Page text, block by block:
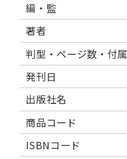
編・監
著者
判型・ページ数・付属
発刊日
出版社名
商品コード
ISBNコード